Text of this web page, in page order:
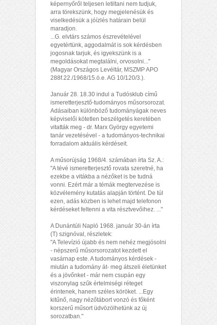
képernyőről teljesen letiltani nem tudjuk,
arra törekszünk, hogy megjelenésük és
viselkedésük a jóízlés határain belül
maradjon.
...G. elvtárs számos észrevételével
egyetértünk, aggodalmát is sok kérdésben
jogosnak tarjuk, és igyekszünk is a
megoldásokat megtalálni, orvosolni..."
(Magyar Országos Levéltár, MSZMP APO
288f.22./1968/15.ö.e. AG 10/120/3.).
Január 28. 18.30 indul a Tudósklub című
ismeretterjesztő-tudományos műsorsorozat.
Adásaiban különböző tudományágak neves
képviselői kötetlen beszélgetés keretében
vitatták meg - dr. Marx György egyetemi
tanár vezetésével - a tudományos-technikai
forradalom aktuális kérdéseit.
A műsorújság 1968/4. számában írta Sz. A.:
"A tévé ismeretterjesztő rovata szeretné, ha
ezekbe a vitákba a nézőket is be tudná
vonni. Ezért már a témák megtervezése is
közvélemény kutatás alapján történt. De túl
ezen, adás közben is lehet majd telefonon
kérdéseket feltenni a vita résztvevőihez. ..."
A Dunántúli Napló 1968. január 30-án írta
(T) szignóval, részletek:
"A Televízió újabb és nem nehéz megjósolni
- népszerű műsorsorozatot kezdett el
vasárnap este. A tudományos kérdések -
miután a tudomány át- meg átszeli életünket
és a jövőnket - már nem csupán egy
viszonylag szűk értelmiségi réteget
érintenek, hanem széles köröket. ...Egy
kitűnő, nagy nézőtábort vonzó és főként
korszerű műsort üdvözölhetünk az új
sorozatban."